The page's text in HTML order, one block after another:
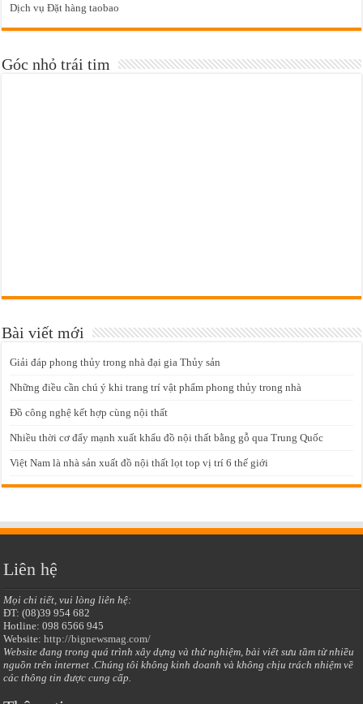
Dịch vụ Đặt hàng taobao
Góc nhỏ trái tim
Bài viết mới
Giải đáp phong thủy trong nhà đại gia Thủy sản
Những điều cần chú ý khi trang trí vật phẩm phong thủy trong nhà
Đồ công nghệ kết hợp cùng nội thất
Nhiều thời cơ đẩy mạnh xuất khẩu đồ nội thất bằng gỗ qua Trung Quốc
Việt Nam là nhà sản xuất đồ nội thất lọt top vị trí 6 thế giới
Liên hệ
Mọi chi tiết, vui lòng liên hệ:
ĐT: (08)39 954 682
Hotline: 098 6566 945
Website:http://bignewsmag.com/
Website đang trong quá trình xây dựng và thử nghiệm, bài viết sưu tầm từ nhiều
nguồn trên internet .Chúng tôi không kinh doanh và không chịu trách nhiệm về
các thông tin được cung cấp.